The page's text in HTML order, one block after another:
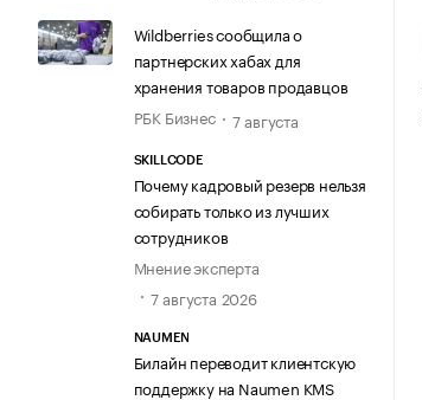
Wildberries сообщила о
партнерских хабах для
хранения товаров продавцов
РБК Бизнес
7 августа
SKILLCODE
Почему кадровый резерв нельзя
собирать только из лучших
сотрудников
Мнение эксперта
7 августа 2026
NAUMEN
Билайн переводит клиентскую
поддержку на Naumen KMS